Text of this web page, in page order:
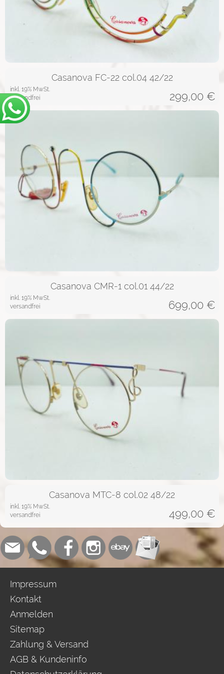
Casanova FC-22 col.04 42/22
inkl. 19% MwSt.
versandfrei
299,00 €
Casanova CMR-1 col.01 44/22
inkl. 19% MwSt.
versandfrei
699,00 €
Casanova MTC-8 col.02 48/22
inkl. 19% MwSt.
versandfrei
499,00 €
Impressum
Kontakt
Anmelden
Sitemap
Zahlung & Versand
AGB & Kundeninfo